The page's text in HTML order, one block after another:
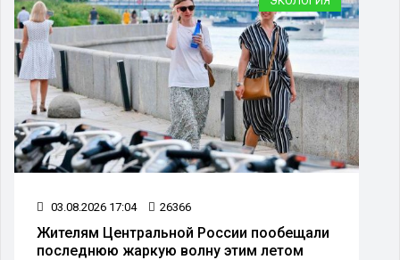
03.08.2026 17:04 26366
Жителям Центральной России пообещали
последнюю жаркую волну этим летом